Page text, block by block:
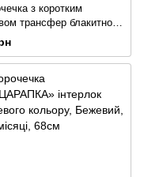
з коротким
трансфер блакитного